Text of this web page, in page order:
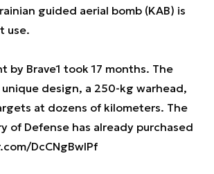
guided aerial bomb (KAB) is
use.
by Brave1 took 17 months. The
design, a 250-kg warhead,
at dozens of kilometers. The
of Defense has already purchased
DcCNgBwIPf